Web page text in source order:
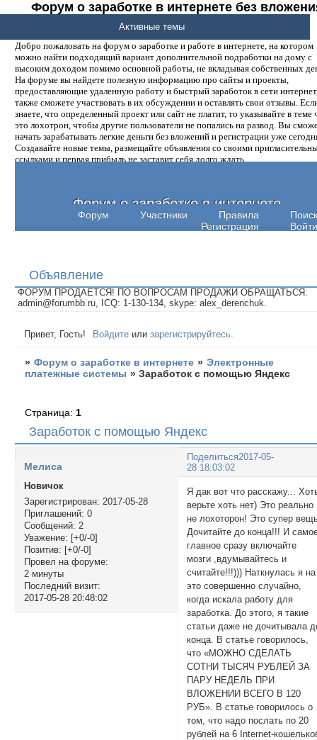
Форум о заработке в интернете без
денег.
Добро пожаловать на форум о заработке и работе в интернете, на котором
можно найти подходящий вариант дополнительной подработки на дому с
высоким доходом помимо основной работы, не вкладывая собственных
На форуме вы найдете полезную информацию про сайты и проекты,
предоставляющие удаленную работу и быстрый заработок в сети
также сможете участвовать в их обсуждении и оставлять свои отзывы.
знаете, что определенный проект или сайт не платит, то указывайте в теме
это лохотрон, чтобы другие пользователи не попались на развод. Вы
начать зарабатывать легкие деньги без вложений и регистрации уже
Создавайте новые темы, размещайте объявления со своими
ссылками и первая прибыль не заставит себя долго ждать.
Форум о заработке в интернете
Форум Участники Правила
Поиск
Регистрация
Войти
Активные темы
Объявление
ФОРУМ ПРОДАЕТСЯ! ПО ВОПРОСАМ ПРОДАЖИ ОБРАЩАТЬСЯ:
admin@forumbb.ru, ICQ: 1-130-134, skype: alex_derenchuk.
Привет, Гость! Войдите илизарегистрируйтесь
» Форум о заработке в интернете » Электронные
платежные системы »Заработок с помощью Яндекс
Заработок с помощью Яндекс
Страница: 1
Поделиться2017-05-
28 18:03:02
Мелиса
Новичок
Зарегистрирован: 2017-05-28
Приглашений: 0
Сообщений: 2
Уважение: [+0/-0]
Позитив: [+0/-0]
Провел на форуме:
2 минуты
Последний визит:
2017-05-28 20:48:02
Я дак вот что расскажу...
верьте хоть нет) Это реально
не лохоторон! Это супер
Дочитайте до конца!!! И
главное сразу включайте
мозги ,вдумывайтесь и
считайте!!!))) Наткнулась я на
это совершенно случайно,
когда искала работу для
заработка. До этого, я такие
статьи даже не дочитывала
конца. В статье говорилось,
что «МОЖНО СДЕЛАТЬ
СОТНИ ТЫСЯЧ РУБЛЕЙ ЗА
ПАРУ НЕДЕЛЬ ПРИ
ВЛОЖЕНИИ ВСЕГО В 120
РУБ». В статье говорилось о
том, что надо послать по 20
рублей на 6 Internet-